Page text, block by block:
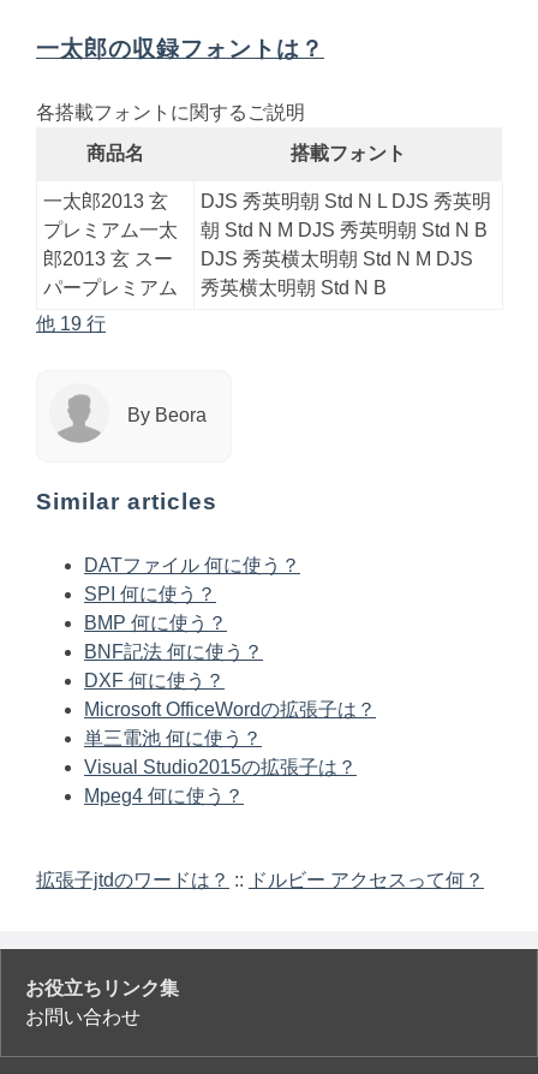
一太郎の収録フォントは？
各搭載フォントに関するご説明
商品名
搭載フォント
一太郎2013 玄
プレミアム一太
郎2013 玄 スー
パープレミアム
DJS 秀英明朝 Std N L DJS 秀英明
朝 Std N M DJS 秀英明朝 Std N B
DJS 秀英横太明朝 Std N M DJS
秀英横太明朝 Std N B
他 19 行
By Beora
Similar articles
DATファイル 何に使う？
SPI 何に使う？
BMP 何に使う？
BNF記法 何に使う？
DXF 何に使う？
Microsoft OfficeWordの拡張子は？
単三電池 何に使う？
Visual Studio2015の拡張子は？
Mpeg4 何に使う？
拡張子jtdのワードは？ :: ドルビー アクセスって何？
お役立ちリンク集
お問い合わせ